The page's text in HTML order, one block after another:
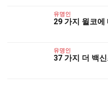
유명인
29 가지 윌코에
유명인
37 가지 더 백